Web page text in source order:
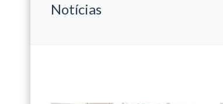
Notícias